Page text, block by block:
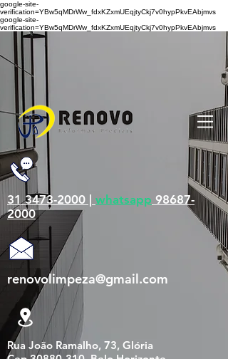
google-site-
verification=YBw5qMDrWw_fdxKZxmUEqjtyCkj7v0hypPkvEAbjmvs
google-site-
verification=YBw5qMDrWw_fdxKZxmUEqjtyCkj7v0hypPkvEAbjmvs
31 3473-2000 | whatsapp 98687-
2000
renovolimpeza@gmail.com
Rua João Ramalho, 73, Glória